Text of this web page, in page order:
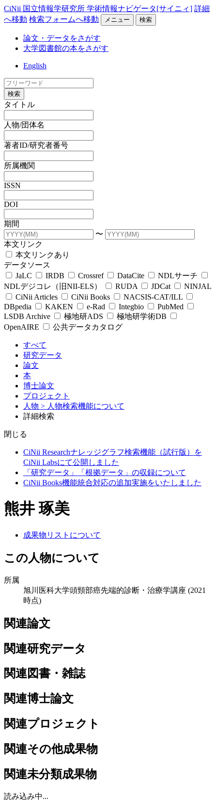
CiNii 国立情報学研究所 学術情報ナビゲータ[サイニィ] 詳細
へ移動 検索フォームへ移動 メニュー 検索
論文・データをさがす
大学図書館の本をさがす
English
検索
タイトル
人物/団体名
著者ID/研究者番号
所属機関
ISSN
DOI
期間
〜
本文リンク
本文リンクあり
データソース
JaLC
IRDB Crossref DataCite
NDLサーチ
NDLデジコレ（旧NII-ELS）
RUDA JDCat
NINJAL
CiNii Articles
CiNii Books
NACSIS-CAT/ILL
DBpedia
KAKEN e-Rad Integbio
PubMed
LSDB Archive
極地研ADS
極地研学術DB
OpenAIRE
公共データカタログ
すべて
研究データ
論文
本
博士論文
プロジェクト
人物 > 人物検索機能について
詳細検索
閉じる
CiNii Researchナレッジグラフ検索機能（試行版）を
CiNii Labsにて公開しました
「研究データ」「根拠データ」の収録について
CiNii Books機能統合対応の追加実施をいたしました
熊井 琢美
成果物リストについて
この人物について
所属
旭川医科大学頭頸部癌先端的診断・治療学講座 (2021
時点)
関連論文
関連研究データ
関連図書・雑誌
関連博士論文
関連プロジェクト
関連その他成果物
関連未分類成果物
読み込み中...